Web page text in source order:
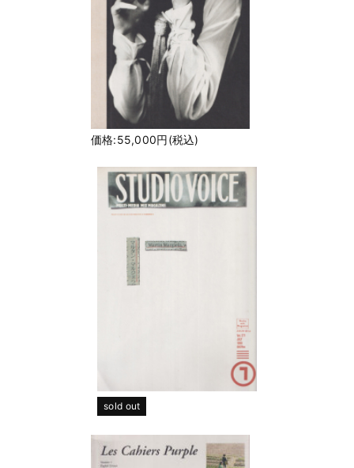
価格:55,000円(税込)
sold out